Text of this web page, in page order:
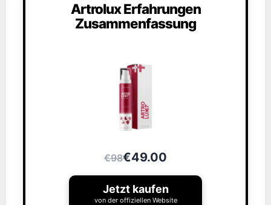
Artrolux Erfahrungen
Zusammenfassung
€98€49.00
Jetzt kaufen
von der offiziellen Website